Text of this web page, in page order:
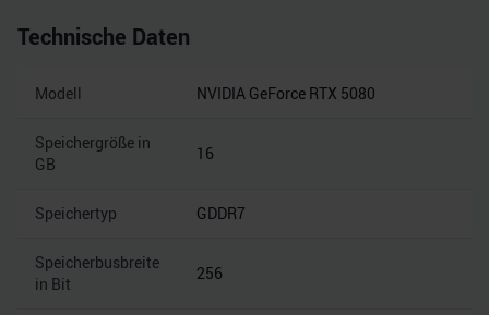
Technische Daten
Modell NVIDIA GeForce RTX 5080
Speichergröße in
GB
16
Speichertyp GDDR7
Speicherbusbreite
in Bit
256